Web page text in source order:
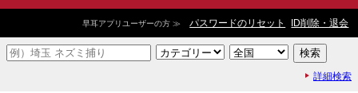
早耳アプリユーザーの方 ≫ パスワードのリセット ID削除・退会
詳細検索